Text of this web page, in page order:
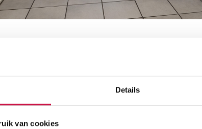
Details
van cookies